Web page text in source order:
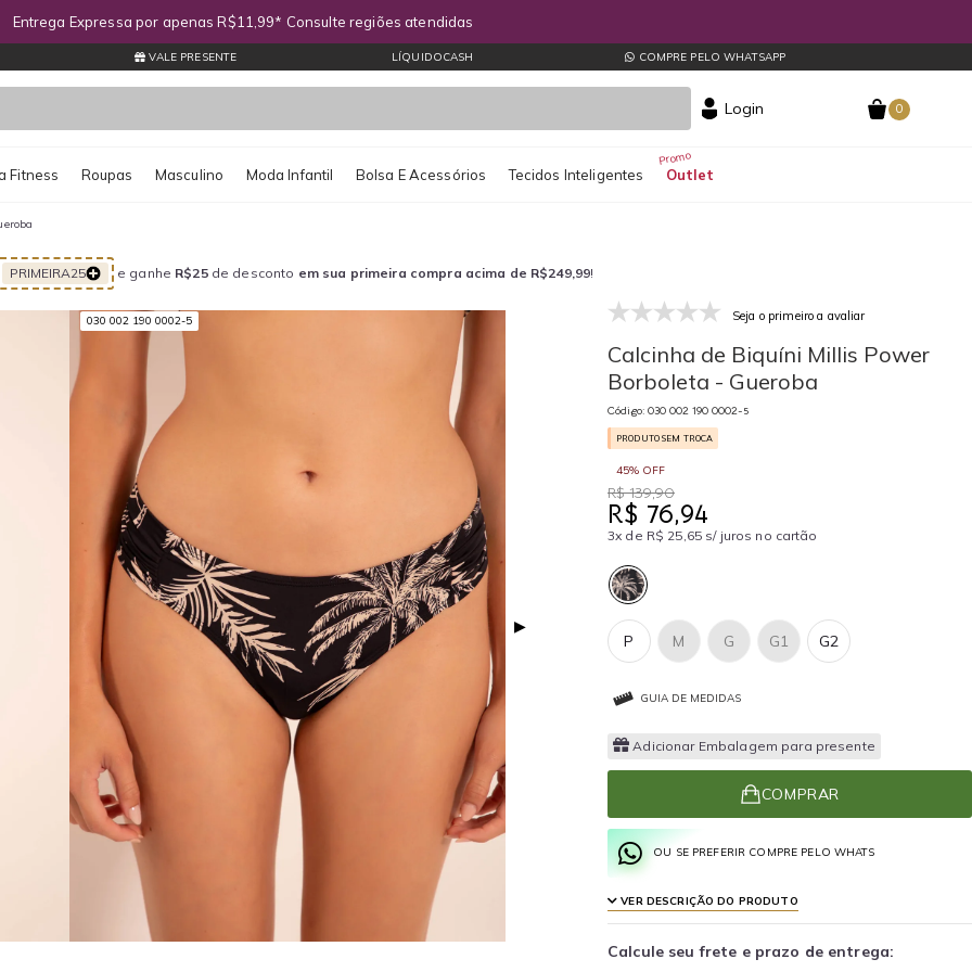
Entrega Expressa por apenas R$11,99* Consulte regiões atendidas
VALE PRESENTE LÍQUIDOCASH COMPRE PELO WHATSAPP
Login 0
Bolsa E Acessórios
Masculino Moda Infantil
Roupas
Fitness Outlet
Tecidos Inteligentes
PRIMEIRA25 e ganhe R$25de desconto em sua primeira compra acima de R$249,99!
030 002 190 0002-5 030 002 190 0002-5
▶
Seja o primeiro a avaliar
Calcinha de Biquíni Millis Power
Borboleta - Gueroba
Código: 030 002 190 0002-5
PRODUTO SEM TROCA
45% OFF
R$ 139,90
R$ 76,94
3x de R$ 25,65 s/ juros no cartão
G G1 G2
M
P
GUIA DE MEDIDAS
Adicionar Embalagem para presente
COMPRAR
OU SE PREFERIR COMPRE PELO WHATS
VER DESCRIÇÃO DO PRODUTO
Calcule seu frete e prazo de entrega: